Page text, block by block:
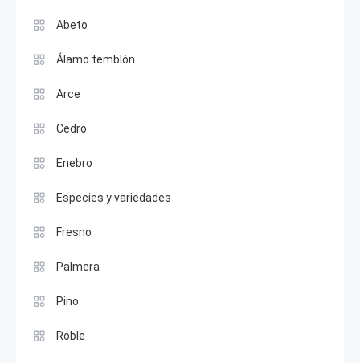
Abeto
Álamo temblón
Arce
Cedro
Enebro
Especies y variedades
Fresno
Palmera
Pino
Roble